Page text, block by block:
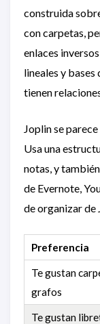
construida
con carpetas,
enlaces
lineales y
tienen
Joplin se
Usa una
notas, y
de Evernote,
de organizar de
Preferencia
Te gustan
grafos
Te gustan